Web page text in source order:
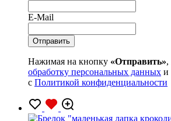
E-Mail
Нажимая на кнопку «Отправить»,
обработку персональных данных и
с Политикой конфиденциальности